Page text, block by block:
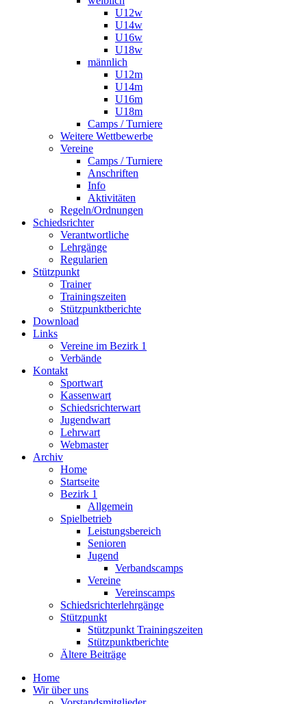
U12w
U14w
U16w
U18w
männlich
U12m
U14m
U16m
U18m
Camps / Turniere
Weitere Wettbewerbe
Vereine
Camps / Turniere
Anschriften
Info
Aktivitäten
Regeln/Ordnungen
Schiedsrichter
Verantwortliche
Lehrgänge
Regularien
Stützpunkt
Trainer
Trainingszeiten
Stützpunktberichte
Download
Links
Vereine im Bezirk 1
Verbände
Kontakt
Sportwart
Kassenwart
Schiedsrichterwart
Jugendwart
Lehrwart
Webmaster
Archiv
Home
Startseite
Bezirk 1
Allgemein
Spielbetrieb
Leistungsbereich
Senioren
Jugend
Verbandscamps
Vereine
Vereinscamps
Schiedsrichterlehrgänge
Stützpunkt
Stützpunkt Trainingszeiten
Stützpunktberichte
Ältere Beiträge
Home
Wir über uns